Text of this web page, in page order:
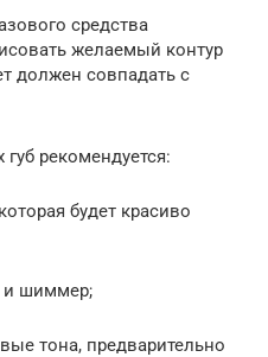
средства
желаемый контур
должен совпадать с
рекомендуется:
будет красиво
и шиммер;
тона, предварительно